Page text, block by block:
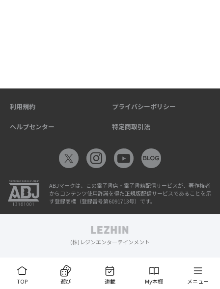
TOP 遊び 連載 My本棚 メニュー
利用規約 プライバシーポリシー
ヘルプセンター 特定商取引法
ABJマークは、この電子書店・電子書籍配信サービスが、著作権者
からコンテンツ使用許諾を得た正規版配信サービスであることを示
す登録商標（登録番号第6091713号）です。
(株)レジンエンターテインメント